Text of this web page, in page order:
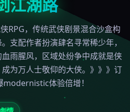
江湖路
RPG，传统武侠剧景混合沙盒构
支配作者扮演肆名寻常稀少年，
雨腥风，区域处纷争中成就是侠
为万人士敬仰的大侠。》》》订
modernistic体验倍增！